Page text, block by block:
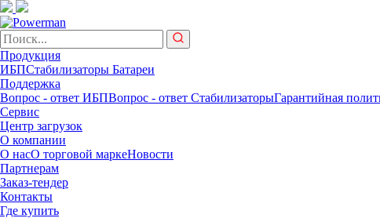
Продукция
ИБПСтабилизаторы Батареи
Поддержка
Вопрос - ответ ИБПВопрос - ответ СтабилизаторыГарантийная
Сервис
Центр загрузок
О компании
О насО торговой маркеНовости
Партнерам
Заказ-тендер
Контакты
Где купить